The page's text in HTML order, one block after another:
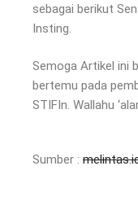
sebagai berikut
Insting.
Semoga Artikel ini
bertemu pada
STIFIn. Wallahu
Sumber :